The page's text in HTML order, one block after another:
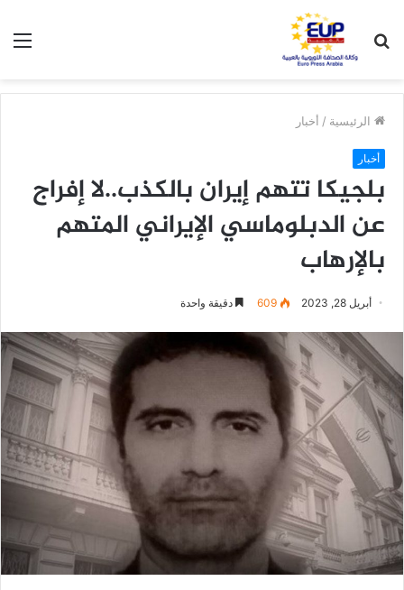
عن
الرئيسية / أخبار
أخبار
بلجيكا تتهم إيران بالكذب..لا إفراج
عن الدبلوماسي الإيراني المتهم
بالإرهاب
أبريل 28, 2023 609 دقيقة واحدة